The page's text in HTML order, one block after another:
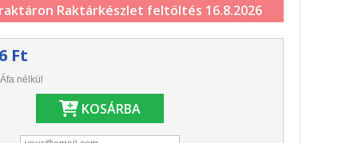
Raktárkészlet feltöltés 16.8.2026
Ft
nélkül
KOSÁRBA